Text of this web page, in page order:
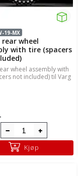
19-MX
rear wheel
with tire (spacers
wheel assembly with
not included) til Varg
Kjøp